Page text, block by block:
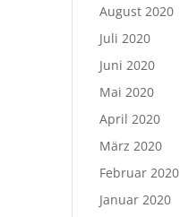
August 2020
Juli 2020
Juni 2020
Mai 2020
April 2020
März 2020
Februar 2020
Januar 2020